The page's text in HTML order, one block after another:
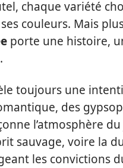
chaque variété
couleurs. Mais
porte une histoire,
toujours une
des
l’atmosphère du
sauvage, voire la
les convictions